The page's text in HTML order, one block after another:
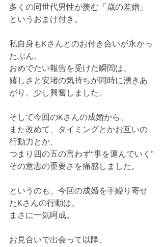
多くの同世代男性が羨む「歳の差婚」
というおまけ付き。
私自身もKさんとのお付き合いが永かっ
たぶん、
おめでたい報告を受けた瞬間は、
嬉しさと安堵の気持ちが同時に湧きあ
がり、少し興奮しました。
そして今回のKさんの成婚から、
また改めて、タイミングとかお互いの
行動力とか、
つまり四の五の言わず“事を運んでいく”
その意志の重要さを痛感しました。
というのも、今回の成婚を手繰り寄せ
たKさんの行動は、
まさに一気呵成。
お見合いで出会って以降、